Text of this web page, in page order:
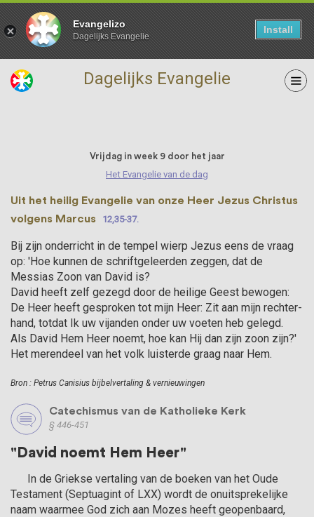
Evangelizo
Dagelijks Evangelie
Install
Dagelijks Evangelie 05 Juni
Vrijdag in week 9 door het jaar
Het Evangelie van de dag
Uit het heilig Evangelie van onze Heer Jezus Christus
volgens Marcus
12,35-37.
Bij zijn onderricht in de tempel wierp Jezus eens de vraag
op: 'Hoe kunnen de schriftge­leerden zeggen, dat de
Messias Zoon van David is?
David heeft zelf gezegd door de heilige Geest bewogen:
De Heer heeft gesproken tot mijn Heer: Zit aan mijn rechter­
hand, totdat Ik uw vijanden onder uw voeten heb gelegd.
Als David Hem Heer noemt, hoe kan Hij dan zijn zoon zijn?'
Het merendeel van het volk luisterde graag naar Hem.
Bron : Petrus Canisius bijbelvertaling & vernieuwingen
Catechismus van de Katholieke Kerk
§ 446-451
"David noemt Hem Heer"
Testament (Septuagint of LXX) wordt de onuitsprekelijke
naam waarmee God zich aan Mozes heeft geopenbaard,